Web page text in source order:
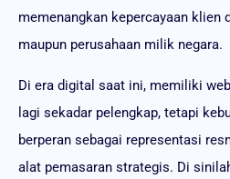
memenangkan kepercayaan klien
maupun perusahaan milik negara.
Di era digital saat ini, memiliki
lagi sekadar pelengkap, tetapi
berperan sebagai representasi
alat pemasaran strategis. Di